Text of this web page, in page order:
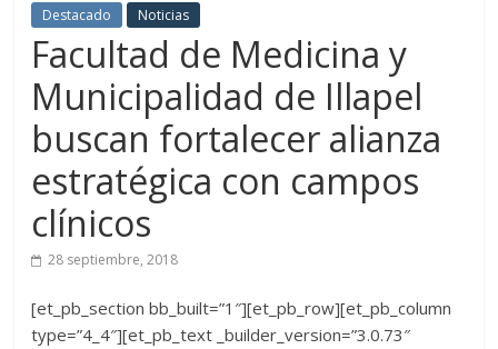
Destacado Noticias
Facultad de Medicina y
Municipalidad de Illapel
buscan fortalecer alianza
estratégica con campos
clínicos
28 septiembre, 2018
[et_pb_section bb_built=”1″][et_pb_row][et_pb_column
type=”4_4″][et_pb_text _builder_version=”3.0.73″